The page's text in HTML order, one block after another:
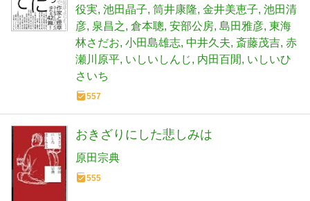
役実 池田晶子 筒井康隆 金井美恵子 池田清
彦 泉昌之 倉本聰 安部公房 島田雅彦 東海
林さだお 小田島雄志 中井久夫 斎藤茂吉 赤
瀬川原平 いしいしんじ 内田百閒
いしいひ
さいち
557
おきざりにした悲しみは
原田宗典
555